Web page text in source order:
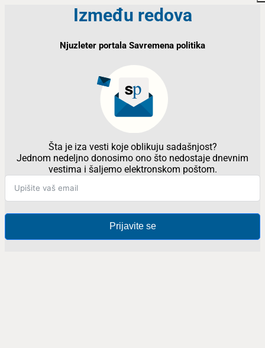
Između redova
Njuzleter portala Savremena politika
Šta je iza vesti koje oblikuju sadašnjost?
Jednom nedeljno donosimo ono što nedostaje dnevnim
vestima i šaljemo elektronskom poštom.
Prijavite se